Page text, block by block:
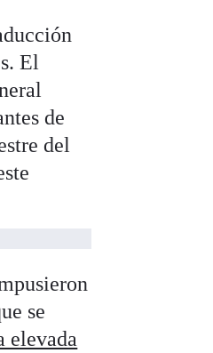
El
de
del
se
elevada